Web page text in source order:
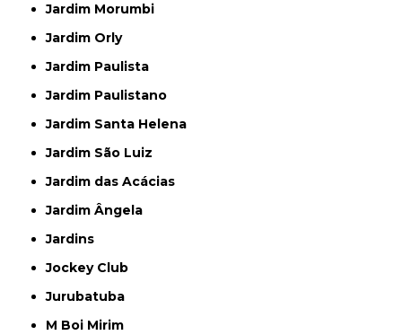
Jardim Morumbi
Jardim Orly
Jardim Paulista
Jardim Paulistano
Jardim Santa Helena
Jardim São Luiz
Jardim das Acácias
Jardim Ângela
Jardins
Jockey Club
Jurubatuba
M Boi Mirim